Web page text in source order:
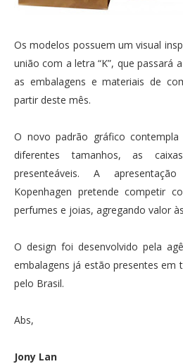
Os modelos possuem um visual
união com a letra “K”, que passará
as embalagens e materiais de
partir deste mês.
O novo padrão gráfico
diferentes tamanhos, as
presenteáveis. A
Kopenhagen pretende competir
perfumes e joias, agregando valor
O design foi desenvolvido pela
embalagens já estão presentes em
pelo Brasil.
Abs,
Jony Lan